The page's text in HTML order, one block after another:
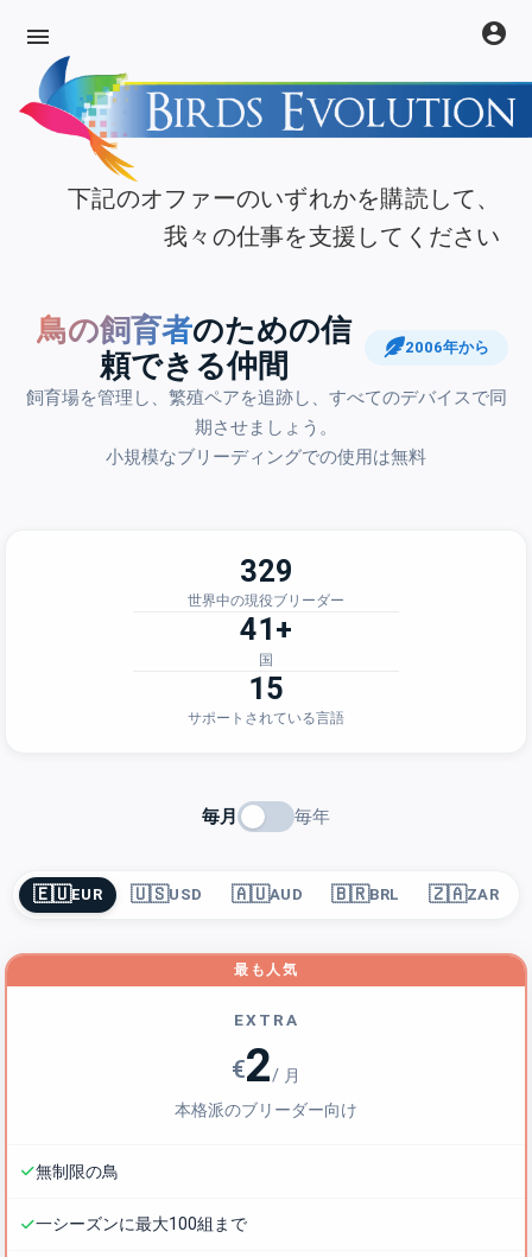
menu account_circle
下記のオファーのいずれかを購読して、
我々の仕事を支援してください
鳥の飼育者のための信
頼できる仲間
2006年から
飼育場を管理し、繁殖ペアを追跡し、すべてのデバイスで同
期させましょう。
小規模なブリーディングでの使用は無料
329
世界中の現役ブリーダー
41+
国
15
サポートされている言語
毎月 毎年
🇪🇺EUR 🇺🇸USD 🇦🇺AUD 🇧🇷BRL 🇿🇦ZAR
最も人気
EXTRA
€2/ 月
本格派のブリーダー向け
無制限の鳥
一シーズンに最大100組まで